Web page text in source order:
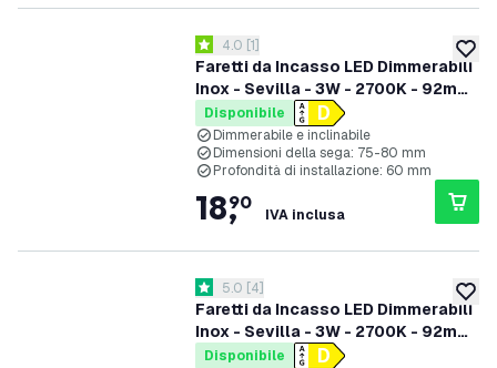
Faretti da Incasso LED Dimmerabili
Inox - Sevilla - 3W - 2700K - 92mm
- Quadrato - 3 pack
apri il cassetto delle recensioni
4 stelle di valutazione
4.0 [1]
Disponibile
Dimmerabile e inclinabile
Dimensioni della sega: 75-80 mm
Profondità di installazione: 60 mm
18,
90
IVA inclusa
Faretti da Incasso LED Dimmerabili
Inox - Sevilla - 3W - 2700K - 92mm
- Quadrato - 6 pack
apri il cassetto delle recensioni
5 stelle di valutazione
5.0 [4]
Disponibile